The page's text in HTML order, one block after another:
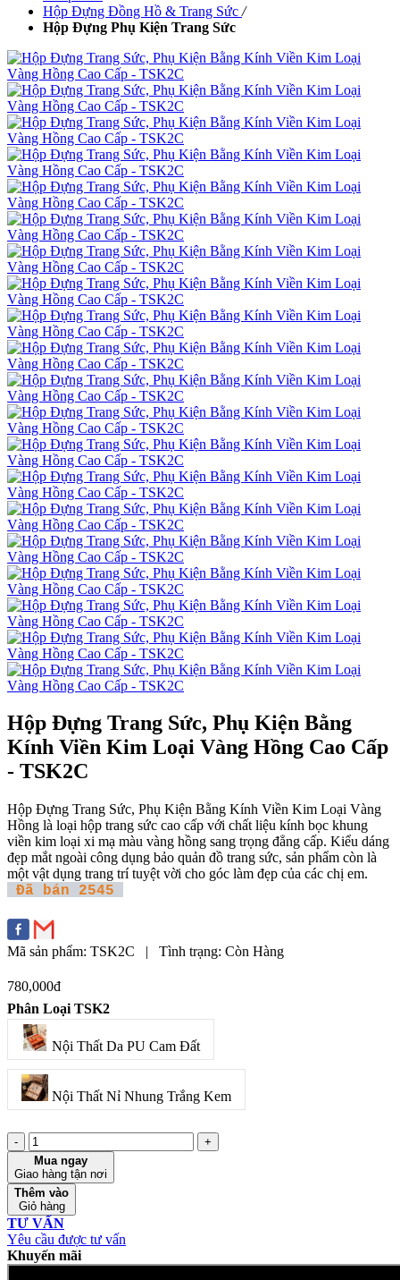
Hộp Đựng Đồng Hồ & Trang Sức /
Hộp Đựng Phụ Kiện Trang Sức
Hộp Đựng Trang Sức, Phụ Kiện Bằng
Kính Viền Kim Loại Vàng Hồng Cao Cấp
- TSK2C
Hộp Đựng Trang Sức, Phụ Kiện Bằng Kính Viền Kim Loại Vàng
Hồng là loại hộp trang sức cao cấp với chất liệu kính bọc khung
viền kim loại xi mạ màu vàng hồng sang trọng đẳng cấp. Kiểu dáng
đẹp mắt ngoài công dụng bảo quản đồ trang sức, sản phẩm còn là
một vật dụng trang trí tuyệt vời cho góc làm đẹp của các chị em.
Đã bán 2545
Mã sản phẩm: TSK2C | Tình trạng: Còn Hàng
780,000đ
Phân Loại TSK2
Nội Thất Da PU Cam Đất
Nội Thất Nỉ Nhung Trắng Kem
-
+
Mua ngay
Giao hàng tận nơi
Thêm vào
Giỏ hàng
TƯ VẤN
Yêu cầu được tư vấn
Khuyến mãi